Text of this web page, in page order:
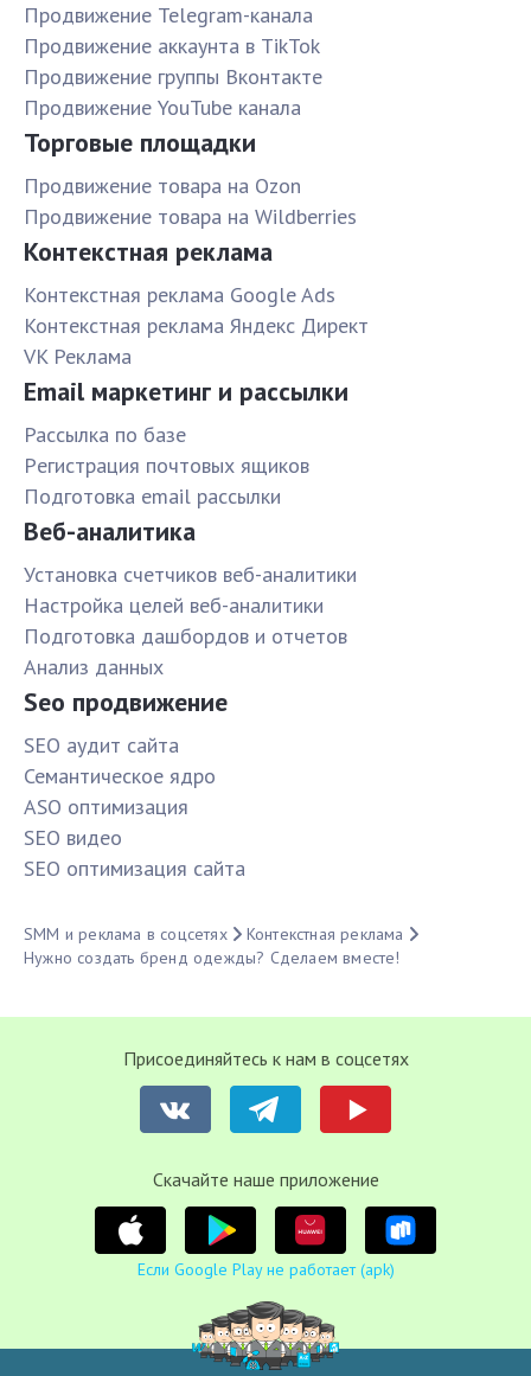
Продвижение Telegram-канала
Продвижение аккаунта в TikTok
Продвижение группы Вконтакте
Продвижение YouTube канала
Торговые площадки
Продвижение товара на Ozon
Продвижение товара на Wildberries
Контекстная реклама
Контекстная реклама Google Ads
Контекстная реклама Яндекс Директ
VK Реклама
Email маркетинг и рассылки
Рассылка по базе
Pегистрация почтовых ящиков
Подготовка email рассылки
Веб-аналитика
Установка счетчиков веб-аналитики
Настройка целей веб-аналитики
Подготовка дашбордов и отчетов
Анализ данных
Seo продвижение
SЕО аудит сайта
Семантическое ядро
ASO оптимизация
SЕО видео
SЕО оптимизация сайта
SMM и реклама в соцсетях
Контекстная реклама
Нужно создать бренд одежды? Сделаем вместе!
Присоединяйтесь к нам в соцсетях
Cкачайте наше приложение
Если Google Play не работает (apk)